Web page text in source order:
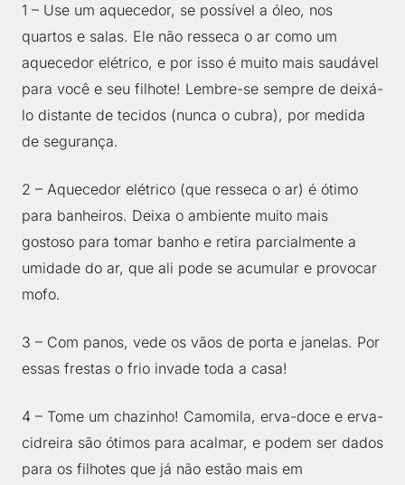
1 – Use um aquecedor, se possível a óleo, nos
quartos e salas. Ele não resseca o ar como um
aquecedor elétrico, e por isso é muito mais saudável
para você e seu filhote! Lembre-se sempre de deixá-
lo distante de tecidos (nunca o cubra), por medida
de segurança.
2 – Aquecedor elétrico (que resseca o ar) é ótimo
para banheiros. Deixa o ambiente muito mais
gostoso para tomar banho e retira parcialmente a
umidade do ar, que ali pode se acumular e provocar
mofo.
3 – Com panos, vede os vãos de porta e janelas. Por
essas frestas o frio invade toda a casa!
4 – Tome um chazinho! Camomila, erva-doce e erva-
cidreira são ótimos para acalmar, e podem ser dados
para os filhotes que já não estão mais em